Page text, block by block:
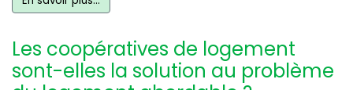
Les coopératives de logement
sont-elles la solution au problème